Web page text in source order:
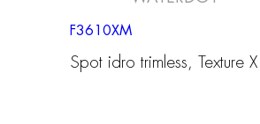
F3610XM
Spot idro trimless, Texture X